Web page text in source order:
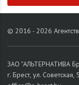
© 2016 - 2026
ЗАО "АЛЬТЕРНАТИВА
г. Брест, ул. Советская,